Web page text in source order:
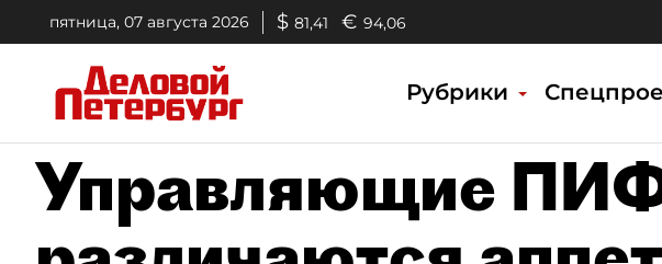
пятница, 07 августа 2026 $ 81,41 € 94,06
Рубрики
Управляющие